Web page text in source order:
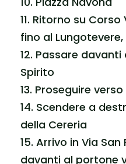
11. Ritorno su
fino al
12. Passare davanti
Spirito
13. Proseguire
14. Scendere a
della Cereria
15. Arrivo in Via
davanti al portone